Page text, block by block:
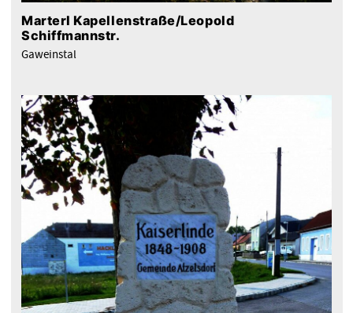
Marterl Kapellenstraße/Leopold
Schiffmannstr.
Gaweinstal